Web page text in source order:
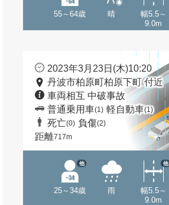
55～64歳 晴
幅5.5～
9.0m
2023年3月23日(木)10:20
丹波市柏原町柏原下町 付近
車両相互 中破事故
普通乗用車(1) 軽自動車(1)
死亡(0) 負傷(2)
距離717m
25～34歳
他
雨
幅5.5～
9.0m
他